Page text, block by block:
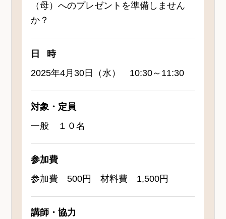
（母）へのプレゼントを準備しません
か？
日時
2025年4月30日（水） 10:30～11:30
対象・定員
一般 １０名
参加費
参加費 500円 材料費 1,500円
講師・協力